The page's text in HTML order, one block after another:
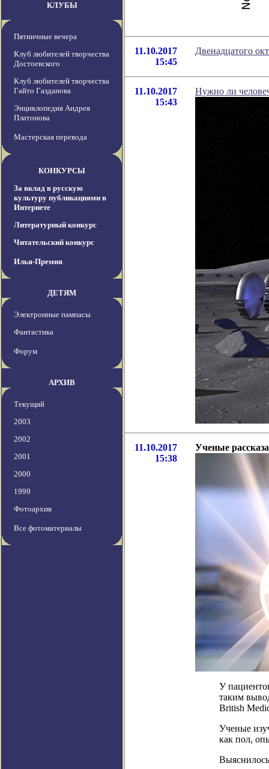
КЛУБЫ
Пятничные вечера
Клуб любителей творчества
Достоевского
Клуб любителей творчества
Гайто Газданова
Энциклопедия Андрея
Платонова
Мастерская перевода
КОНКУРСЫ
За вклад в русскую
культуру публикациями в
Интернете
Литературный конкурс
Читательский конкурс
Илья-Премия
ДЕТЯМ
Электронные пампасы
Фантастика
Форум
АРХИВ
Текущий
2003
2002
2001
2000
1999
Фотоархив
Все фотоматериалы
11.10.2017
15:45
Двенадцатого
11.10.2017
15:43
Нужно ли
11.10.2017
15:38
Ученые
У
таким
British
Ученые
как пол,